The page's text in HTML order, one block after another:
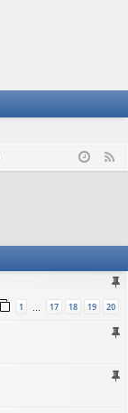
1 … 17 18 19 20